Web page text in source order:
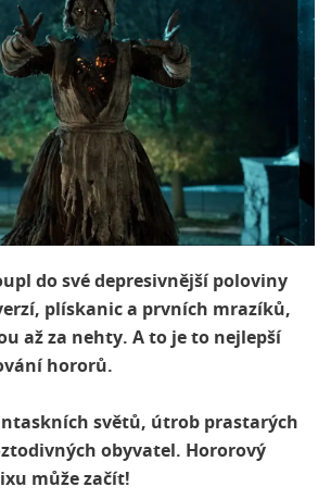
do své depresivnější poloviny
plískanic a prvních mrazíků,
až za nehty. A to je to nejlepší
hororů.
světů, útrob prastarých
obyvatel. Hororový
může začít!